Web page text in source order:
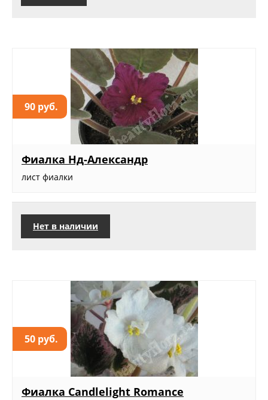
90 руб.
Фиалка Нд-Александр
лист фиалки
Нет в наличии
50 руб.
Фиалка Candlelight Romance